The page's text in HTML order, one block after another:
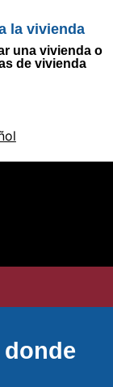
la vivienda
una vivienda o
de vivienda